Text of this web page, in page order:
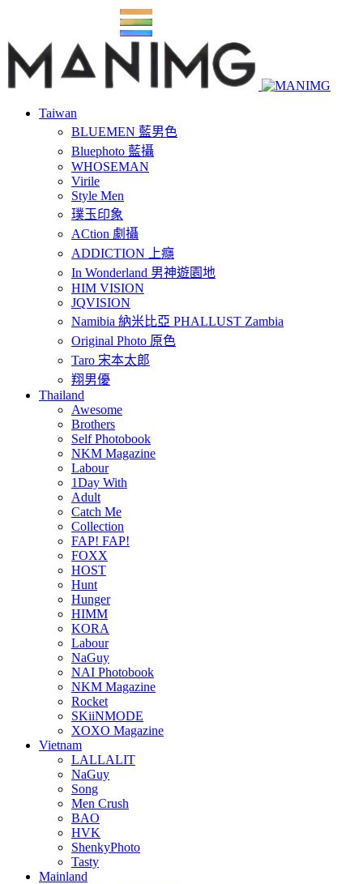
Taiwan
BLUEMEN 藍男色
Bluephoto 藍攝
WHOSEMAN
Virile
Style Men
璞玉印象
ACtion 劇攝
ADDICTION 上癮
In Wonderland 男神遊園地
HIM VISION
JQVISION
Namibia 納米比亞 PHALLUST Zambia
Original Photo 原色
Taro 宋本太郎
翔男優
Thailand
Awesome
Brothers
Self Photobook
NKM Magazine
Labour
1Day With
Adult
Catch Me
Collection
FAP! FAP!
FOXX
HOST
Hunt
Hunger
HIMM
KORA
Labour
NaGuy
NAI Photobook
NKM Magazine
Rocket
SKiiNMODE
XOXO Magazine
Vietnam
LALLALIT
NaGuy
Song
Men Crush
BAO
HVK
ShenkyPhoto
Tasty
Mainland